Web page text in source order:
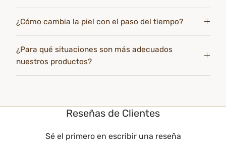
¿Cómo cambia la piel con el paso del tiempo?
¿Para qué situaciones son más adecuados
nuestros productos?
Reseñas de Clientes
Sé el primero en escribir una reseña